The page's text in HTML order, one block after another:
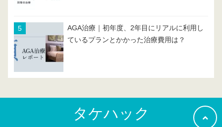
AGA治療｜初年度、2年目にリアルに利用し
ているプランとかかった治療費用は？
タケハック